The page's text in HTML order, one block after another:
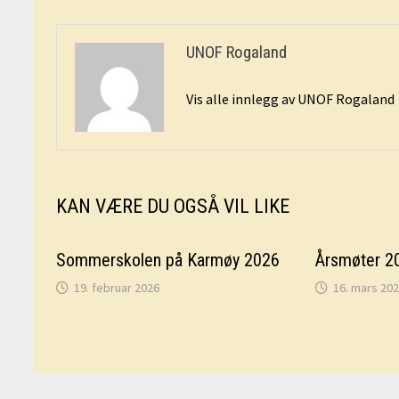
UNOF Rogaland
Vis alle innlegg av UNOF
KAN VÆRE DU OGSÅ VIL LIKE
Sommerskolen på Karmøy 2026
19. februar 2026
Årsmøter
16. mars